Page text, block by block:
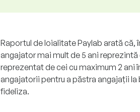
Raportul de loialitate Paylab arată că,
angajator mai mult de 5 ani
reprezentat de cei cu maximum 2 ani
angajatorii pentru a păstra angajații
fideliza.